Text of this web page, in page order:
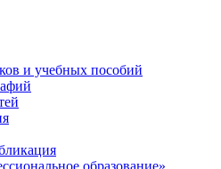
и учебных пособий
образование»